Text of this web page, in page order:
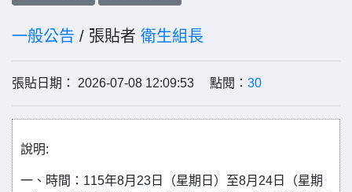
一般公告 / 張貼者 衛生組長
張貼日期： 2026-07-08 12:09:53 點閱： 30
說明:
一、時間：115年8月23日（星期日）至8月24日（星期